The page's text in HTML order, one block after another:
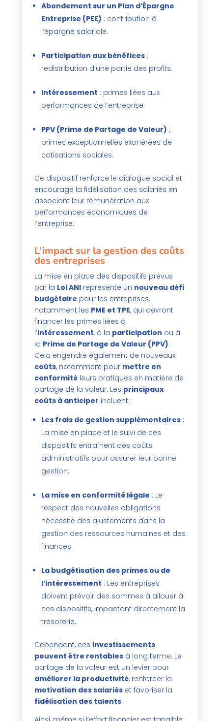
Abondement sur un Plan d’Épargne
Entreprise (PEE) : contribution à
l’épargne salariale.
Participation aux bénéfices:
redistribution d’une partie des profits.
Intéressement : primes liées aux
performances de l’entreprise.
PPV (Prime de Partage de Valeur) :
primes exceptionnelles exonérées de
cotisations sociales.
Ce dispositif renforce le dialogue social et
encourage la fidélisation des salariés en
associant leur rémunération aux
performances économiques de
l’entreprise.
L’impact sur la gestion des coûts
des entreprises
La mise en place des dispositifs prévus
par la Loi ANIreprésente un nouveau défi
budgétaire pour les entreprises,
notamment les PME et TPE, qui devront
financer les primes liées à
l’intéressement, à la participation ou à
la Prime de Partage de Valeur (PPV).
Cela engendre également de nouveaux
coûts, notamment pour mettre en
conformitéleurs pratiques en matière de
partage de la valeur. Les principaux
coûts à anticiper incluent :
Les frais de gestion supplémentaires:
La mise en place et le suivi de ces
dispositifs entraînent des coûts
administratifs pour assurer leur bonne
gestion.
La mise en conformité légale : Le
respect des nouvelles obligations
nécessite des ajustements dans la
gestion des ressources humaines et des
finances.
La budgétisation des primes ou de
l’intéressement : Les entreprises
doivent prévoir des sommes à allouer à
ces dispositifs, impactant directement la
trésorerie.
Cependant, ces investissements
peuvent être rentablesà long terme. Le
partage de la valeur est un levier pour
améliorer la productivité, renforcer la
motivation des salariéset favoriser la
fidélisation des talents.